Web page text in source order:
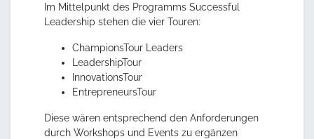
Im Mittelpunkt des Programms Successful
Leadership stehen die vier Touren:
ChampionsTour Leaders
LeadershipTour
InnovationsTour
EntrepreneursTour
Diese wären entsprechend den Anforderungen
durch Workshops und Events zu ergänzen